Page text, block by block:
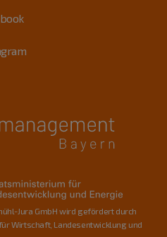
Jura GmbH wird gefördert durch
Wirtschaft, Landesentwicklung und